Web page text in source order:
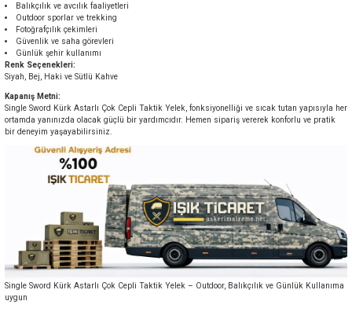
Balıkçılık ve avcılık faaliyetleri
Outdoor sporlar ve trekking
Fotoğrafçılık çekimleri
Güvenlik ve saha görevleri
Günlük şehir kullanımı
Renk Seçenekleri:
Siyah, Bej, Haki ve Sütlü Kahve
Kapanış Metni:
Single Sword Kürk Astarlı Çok Cepli Taktik Yelek, fonksiyonelliği ve sıcak tutan yapısıyla her
ortamda yanınızda olacak güçlü bir yardımcıdır. Hemen sipariş vererek konforlu ve pratik
bir deneyim yaşayabilirsiniz.
Single Sword Kürk Astarlı Çok Cepli Taktik Yelek – Outdoor, Balıkçılık ve Günlük Kullanıma
uygun